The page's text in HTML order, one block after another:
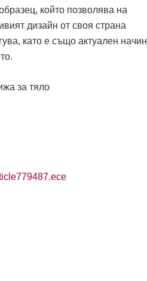
който позволява на
дизайн от своя страна
като е също актуален начин